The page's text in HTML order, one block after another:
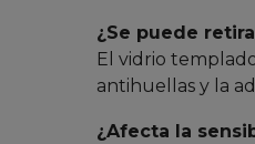
¿Se puede
El vidrio
antihuellas y la
¿Afecta la